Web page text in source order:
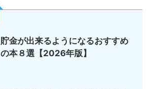
貯金が出来るようになるおすすめ
の本８選【2026年版】